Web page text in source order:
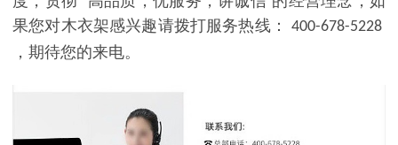
果您对木衣架感兴趣请拨打服务热线： 400-678-5228
，期待您的来电。